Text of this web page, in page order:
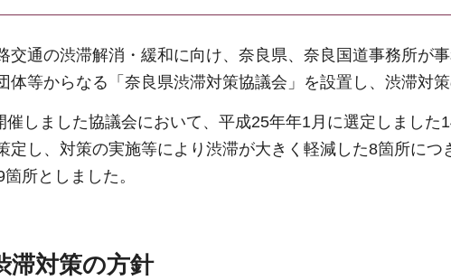
交通の渋滞解消・緩和に向け、奈良県、奈良国道事務所が
体等からなる「奈良県渋滞対策協議会」を設置し、渋滞対
催しました協議会において、平成25年年1月に選定しました
定し、対策の実施等により渋滞が大きく軽減した8箇所に
所としました。
滞対策の方針